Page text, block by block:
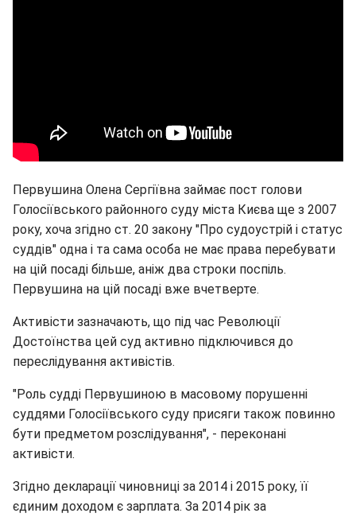
Первушина Олена Сергіївна займає пост голови
Голосіївського районного суду міста Києва ще з 2007
року, хоча згідно ст. 20 закону "Про судоустрій і статус
суддів" одна і та сама особа не має права перебувати
на цій посаді більше, аніж два строки поспіль.
Первушина на цій посаді вже вчетверте.
Активісти зазначають, що під час Революції
Достоїнства цей суд активно підключився до
переслідування активістів.
"Роль судді Первушиною в масовому порушенні
суддями Голосіївського суду присяги також повинно
бути предметом розслідування", - переконані
активісти.
Згідно декларації чиновниці за 2014 і 2015 року, її
єдиним доходом є зарплата. За 2014 рік за